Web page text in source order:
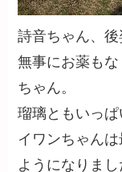
詩音ちゃん、
無事にお薬も
ちゃん。
瑠璃ともいっ
イワンちゃん
ようになりまし